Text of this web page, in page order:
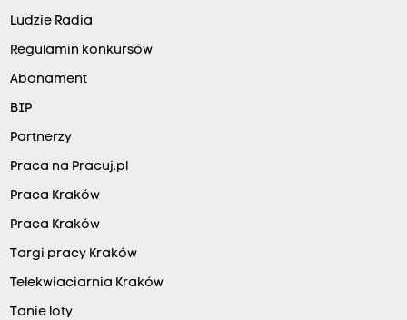
Ludzie Radia
Regulamin konkursów
Abonament
BIP
Partnerzy
Praca na Pracuj.pl
Praca Kraków
Praca Kraków
Targi pracy Kraków
Telekwiaciarnia Kraków
Tanie loty